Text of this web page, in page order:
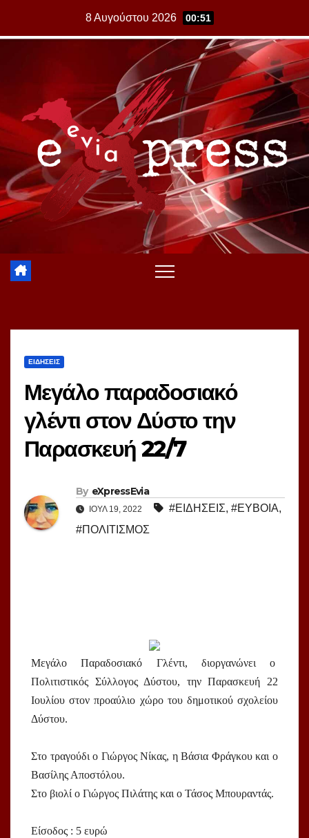
8 Αυγούστου 2026 00:51
ΕΙΔΗΣΕΙΣ
Μεγάλο παραδοσιακό
γλέντι στον Δύστο την
Παρασκευή 22/7
By eXpressEvia
ΙΟΎΛ 19, 2022 #ΕΙΔΗΣΕΙΣ, #ΕΥΒΟΙΑ,
#ΠΟΛΙΤΙΣΜΟΣ
Μεγάλο Παραδοσιακό Γλέντι, διοργανώνει ο
Πολιτιστικός Σύλλογος Δύστου, την Παρασκευή 22
Ιουλίου στον προαύλιο χώρο του δημοτικού σχολείου
Δύστου.
Στο τραγούδι ο Γιώργος Νίκας, η Βάσια Φράγκου και ο
Βασίλης Αποστόλου.
Στο βιολί ο Γιώργος Πιλάτης και ο Τάσος Μπουραντάς.
Είσοδος : 5 ευρώ